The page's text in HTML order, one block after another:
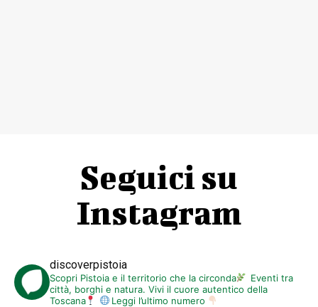
Seguici su
Instagram
discoverpistoia
Scopri Pistoia e il territorio che la circonda
Eventi tra
città, borghi e natura. Vivi il cuore autentico della
Toscana
Leggi l’ultimo numero